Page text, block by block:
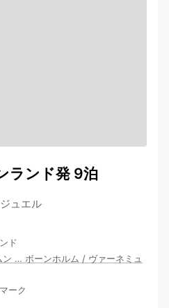
ランド発 9泊
ュエル
ド
ン … ボーンホルム / ヴァーネミュ
ーク